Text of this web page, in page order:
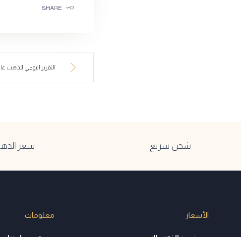
SHARE
التقرير اليومي للذهب
شحن سريع سعر
الأسعار معلومات